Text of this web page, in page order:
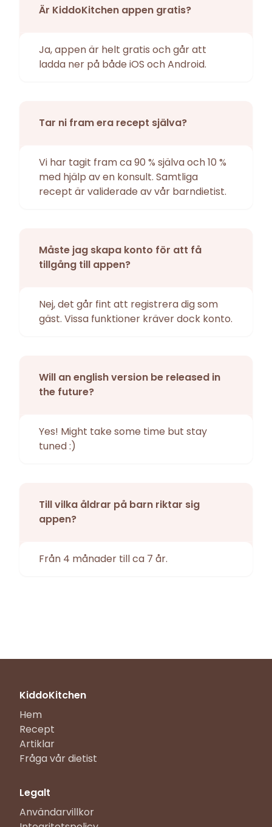
Är KiddoKitchen appen gratis?
Ja, appen är helt gratis och går att
ladda ner på både iOS och Android.
Tar ni fram era recept själva?
Vi har tagit fram ca 90 % själva och 10 %
med hjälp av en konsult. Samtliga
recept är validerade av vår barndietist.
Måste jag skapa konto för att få
tillgång till appen?
Nej, det går fint att registrera dig som
gäst. Vissa funktioner kräver dock konto.
Will an english version be released in
the future?
Yes! Might take some time but stay
tuned :)
Till vilka åldrar på barn riktar sig
appen?
Från 4 månader till ca 7 år.
KiddoKitchen
Hem
Recept
Artiklar
Fråga vår dietist
Legalt
Användarvillkor